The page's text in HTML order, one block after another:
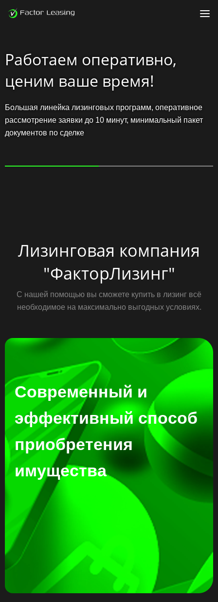
+ 375 29 3382595
Партнёрам
Контакты
Работаем оперативно,
ценим ваше время!
Большая линейка лизинговых программ, оперативное
рассмотрение заявки до 10 минут, минимальный пакет
документов по сделке
Лизинговая компания
"ФакторЛизинг"
С нашей помощью вы сможете купить в лизинг всё
необходимое на максимально выгодных условиях.
Современный и
эффективный способ
приобретения
имущества